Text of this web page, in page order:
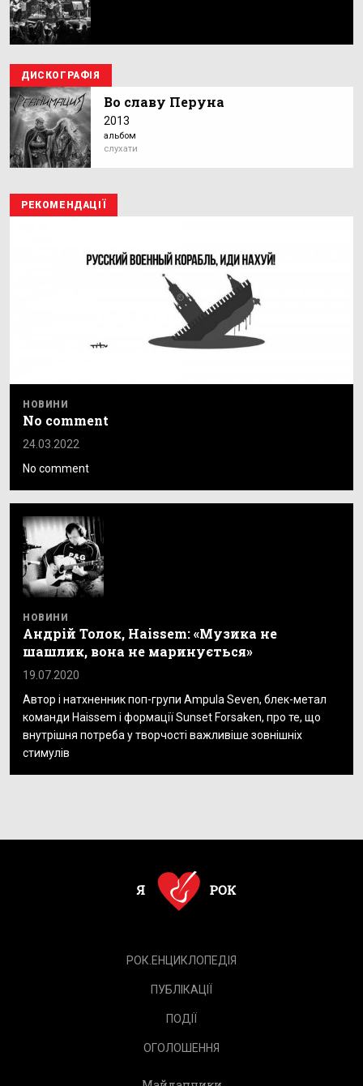
ДИСКОГРАФІЯ
Во славу Перуна
2013
альбом
слухати
РЕКОМЕНДАЦІЇ
НОВИНИ
No comment
24.03.2022
No comment
НОВИНИ
Андрій Толок, Haissem: «Музика не
шашлик, вона не маринується»
19.07.2020
Автор і натхненник поп-групи Ampula Seven, блек-метал
команди Haissem і формації Sunset Forsaken, про те, що
внутрішня потреба у творчості важливіше зовнішніх
стимулів
РОК.ЕНЦИКЛОПЕДІЯ
ПУБЛІКАЦІЇ
ПОДІЇ
ОГОЛОШЕННЯ